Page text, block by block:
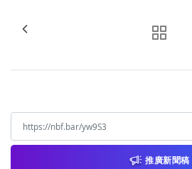
推廣新聞稿